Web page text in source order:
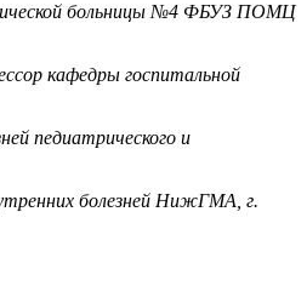
больницы №4 ФБУЗ ПОМЦ
кафедры госпитальной
педиатрического и
ренних болезней НижГМА , г.